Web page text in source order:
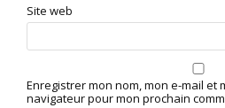
Site web
Enregistrer mon nom, mon e-mail et
navigateur pour mon prochain